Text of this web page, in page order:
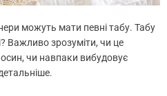
можуть мати певні табу. Табу
Важливо зрозуміти, чи це
чи навпаки вибудовує